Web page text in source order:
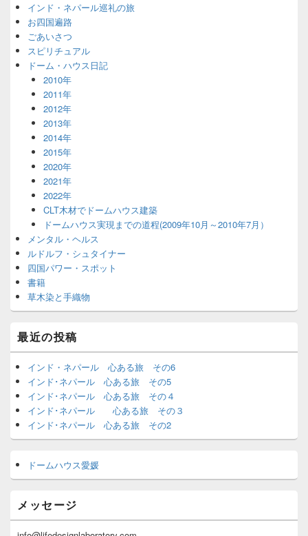
インド・ネパール巡礼の旅
お四国遍路
ごあいさつ
スピリチュアル
ドーム・ハウス日記
2010年
2011年
2012年
2013年
2014年
2015年
2020年
2021年
2022年
CLT木材でドームハウス建築
ドームハウス実現までの道程(2009年10月～2010年7月）
メンタル・ヘルス
ルドルフ・シュタイナー
四国パワー・スポット
書籍
草木染と手織物
最近の投稿
インド・ネパール 心ある旅 その6
インド･ネパール 心ある旅 その5
インド･ネパール 心ある旅 その４
インド･ネパール 心ある旅 その３
インド･ネパール 心ある旅 その2
ドームハウス愛媛
メッセージ